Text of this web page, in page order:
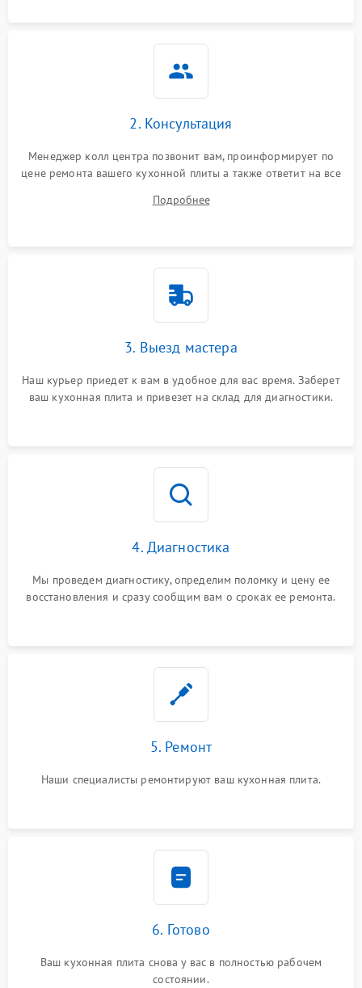
2. Консультация
Менеджер колл центра позвонит вам, проинформирует по
цене ремонта вашего кухонной плиты а также ответит на все
Подробнее
3. Выезд мастера
Наш курьер приедет к вам в удобное для вас время. Заберет
ваш кухонная плита и привезет на склад для диагностики.
4. Диагностика
Мы проведем диагностику, определим поломку и цену ее
восстановления и сразу сообщим вам о сроках ее ремонта.
5. Ремонт
Наши специалисты ремонтируют ваш кухонная плита.
6. Готово
Ваш кухонная плита снова у вас в полностью рабочем
состоянии.